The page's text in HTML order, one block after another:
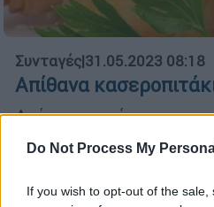
Do Not Process My
If you wish to opt-out of the
Συνταγές|31.05.2023 08:18
Απίθανα
Ανάρπαστα γίνονται τα
τυρί, για τα οποία θα
φύλλο κρούστας, κασέρι